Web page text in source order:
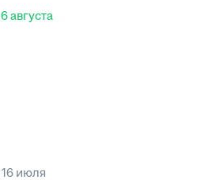
6 августа
16 июля